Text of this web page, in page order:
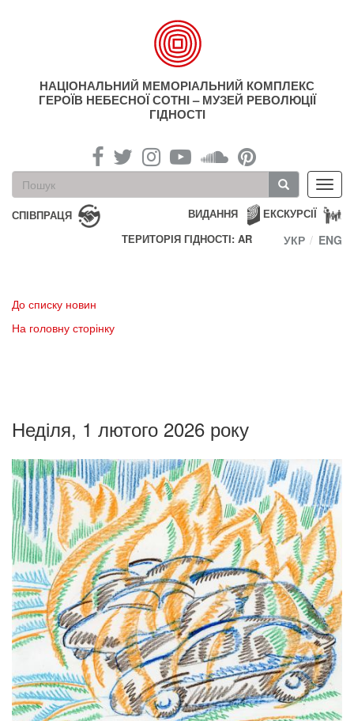
НАЦІОНАЛЬНИЙ МЕМОРІАЛЬНИЙ КОМПЛЕКС
ГЕРОЇВ НЕБЕСНОЇ СОТНІ – МУЗЕЙ РЕВОЛЮЦІЇ
ГІДНОСТІ
Пошукова
форма
Пошук
СПІВПРАЦЯ ЕКСКУРСІЇ
ВИДАННЯ
ТЕРИТОРІЯ ГІДНОСТІ: AR
УКР ENG
До списку новин
На головну сторінку
Неділя, 1 лютого 2026 року